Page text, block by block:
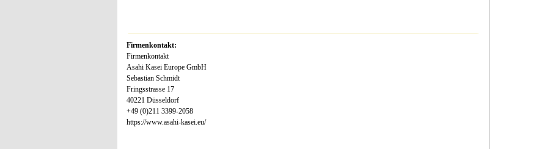
Firmenkontakt:
Firmenkontakt
Asahi Kasei Europe GmbH
Sebastian Schmidt
Fringsstrasse 17
40221 Düsseldorf
+49 (0)211 3399-2058
https://www.asahi-kasei.eu/